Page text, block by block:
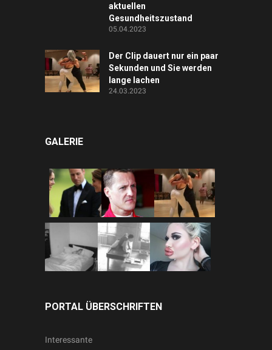
aktuellen
Gesundheitszustand
05.04.2023
Der Clip dauert nur ein paar
Sekunden und Sie werden
lange lachen
24.03.2023
GALERIE
PORTAL ÜBERSCHRIFTEN
Interessante